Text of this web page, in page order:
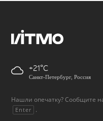
+21
Санкт-Петербург, Россия
Нашли опечатку? Сообщите
Enter .